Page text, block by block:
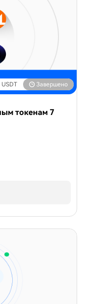
USDT Завершено
токенам 7